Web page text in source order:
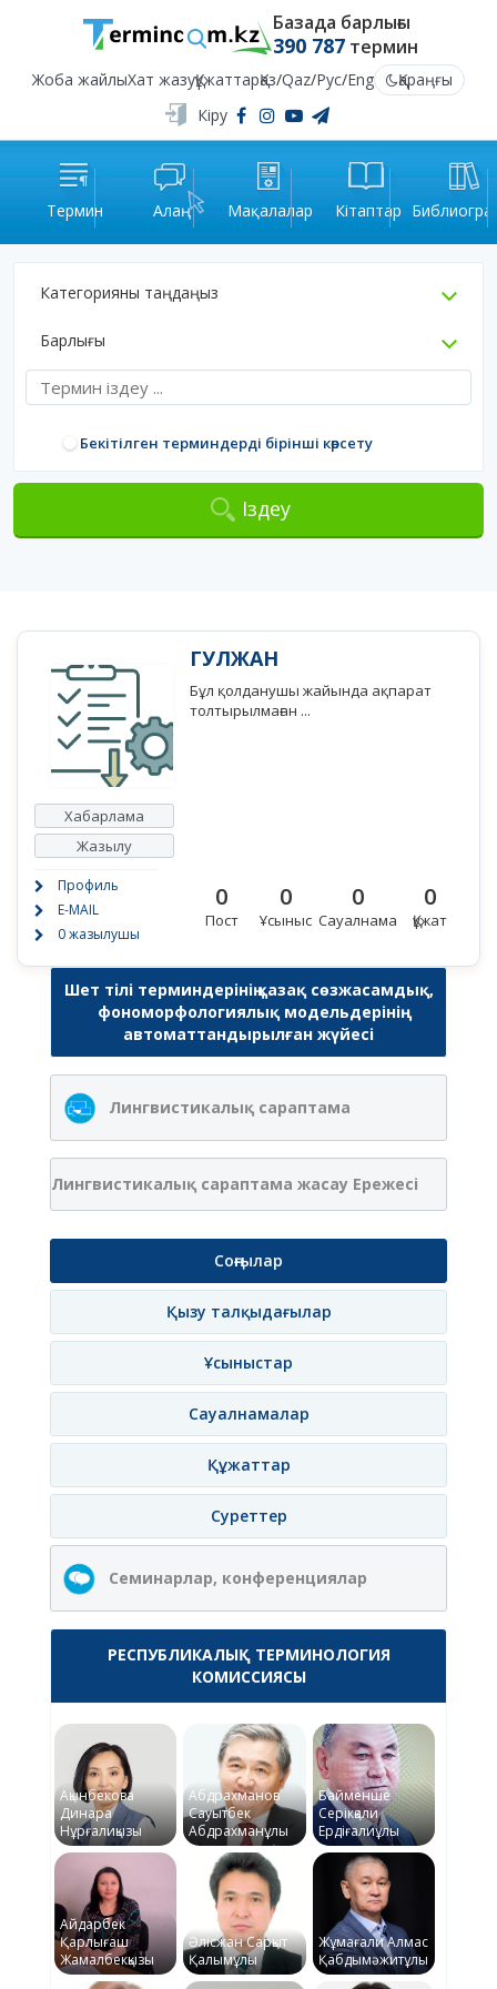
Базада барлығы
390 787термин
Жоба жайлыХат жазуҚұжаттарҚаз/Qaz/Рус/Eng
Қараңғы
Кіру
Термин Алаң Мақалалар Кітаптар
Категорияны таңдаңыз
Барлығы
Бекітілген терминдерді бірінші көрсету
Іздеу
Хабарлама
Жазылу
Профиль
E-MAIL
0 жазылушы
ГУЛЖАН
Бұл қолданушы жайында ақпарат
толтырылмаған ...
0
Пост
0
Ұсыныс
0
Сауалнама
0
Құжат
Шет тілі терминдерінің қазақ сөзжасамдық,
фономорфологиялық модельдерінің
автоматтандырылған жүйесі
Лингвистикалық сараптама
Лингвистикалық сараптама жасау Ережесі
Соңғылар
Қызу талқыдағылар
Ұсыныстар
Сауалнамалар
Құжаттар
Суреттер
Семинарлар, конференциялар
РЕСПУБЛИКАЛЫҚ ТЕРМИНОЛОГИЯ
КОМИССИЯСЫ
Ақынбекова
Динара
Нұрғалиқызы
Абдрахманов
Сауытбек
Абдрахманұлы
Байменше
Серікқали
Ердіғалиұлы
Айдарбек
Қарлығаш
Жамалбекқызы
Әлісжан Сарқыт
Қалымұлы
Жұмағали Алмас
Қабдымәжитұлы